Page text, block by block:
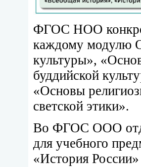
ФГОС НОО
каждому модулю
культуры»,
буддийской
«Основы
светской этики».
Во ФГОС ООО
для учебного
«История